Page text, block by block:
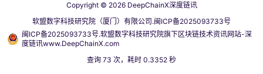
Copyright © 2026DeepChainX深度链讯
软盟数字科技研究院（厦门）有限公司.闽ICP备2025093733号
闽ICP备2025093733号.软盟数字科技研究院旗下区块链技术资讯网站-深
度链讯www.DeepChainX.com
查询 73 次，耗时 0.3352 秒